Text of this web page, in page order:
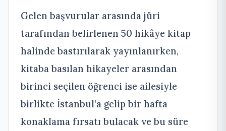
Gelen başvurular arasında jüri
tarafından belirlenen 50 hikâye kitap
halinde bastırılarak yayınlanırken,
kitaba basılan hikayeler arasından
birinci seçilen öğrenci ise ailesiyle
birlikte İstanbul’a gelip bir hafta
konaklama fırsatı bulacak ve bu süre